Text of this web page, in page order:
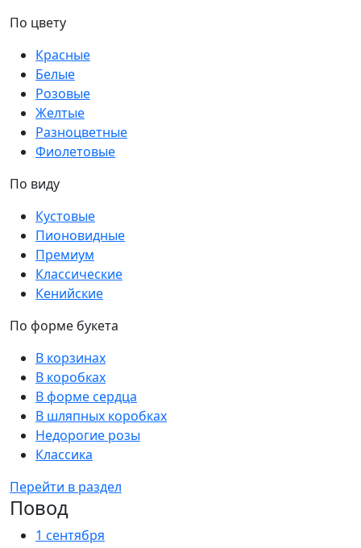
По цвету
Красные
Белые
Розовые
Желтые
Разноцветные
Фиолетовые
По виду
Кустовые
Пионовидные
Премиум
Классические
Кенийские
По форме букета
В корзинах
В коробках
В форме сердца
В шляпных коробках
Недорогие розы
Классика
Перейти в раздел
Повод
1 сентября